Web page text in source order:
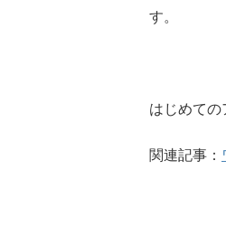
す。
はじめての
関連記事：